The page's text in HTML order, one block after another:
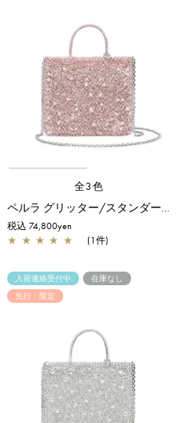
全3色
ペルラ グリッター/スタンダード Z/フラミンゴシルバー【一部店舗先行販売商品】
税込 74,800yen
★ ★ ★ ★ ★ (1件)
入荷連絡受付中
在庫なし
先行・限定